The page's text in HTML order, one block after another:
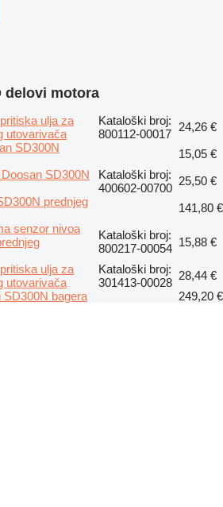
delovi motora
ulja za
utovarivača
Kataloški broj:
800112-00017
24,26 €
SD300N
15,05 €
SD300N
Kataloški broj:
400602-00700
25,50 €
prednjeg
141,80 €
senzor nivoa
Kataloški broj:
800217-00054 15,88 €
ulja za
utovarivača
Kataloški broj:
301413-00028
28,44 €
bagera
249,20 €